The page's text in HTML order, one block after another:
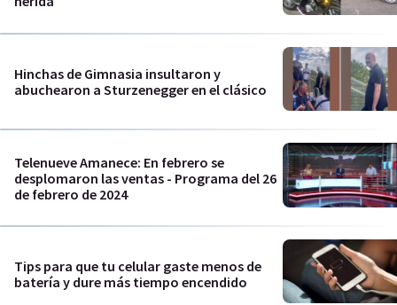
Hinchas de Gimnasia insultaron y
abuchearon a Sturzenegger en el clásico
Telenueve Amanece: En febrero se
desplomaron las ventas - Programa del 26
de febrero de 2024
Tips para que tu celular gaste menos de
batería y dure más tiempo encendido